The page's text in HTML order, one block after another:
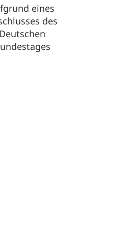
Accelerator
be attractive for people and search engines.